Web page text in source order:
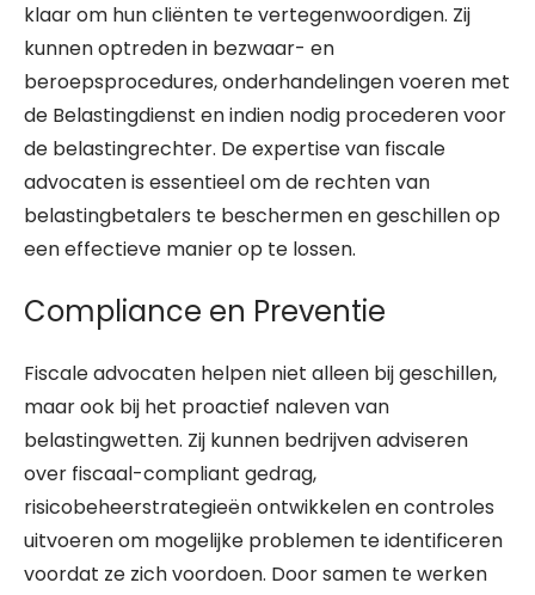
klaar om hun cliënten te vertegenwoordigen. Zij
kunnen optreden in bezwaar- en
beroepsprocedures, onderhandelingen voeren met
de Belastingdienst en indien nodig procederen voor
de belastingrechter. De expertise van fiscale
advocaten is essentieel om de rechten van
belastingbetalers te beschermen en geschillen op
een effectieve manier op te lossen.
Compliance en Preventie
Fiscale advocaten helpen niet alleen bij geschillen,
maar ook bij het proactief naleven van
belastingwetten. Zij kunnen bedrijven adviseren
over fiscaal-compliant gedrag,
risicobeheerstrategieën ontwikkelen en controles
uitvoeren om mogelijke problemen te identificeren
voordat ze zich voordoen. Door samen te werken